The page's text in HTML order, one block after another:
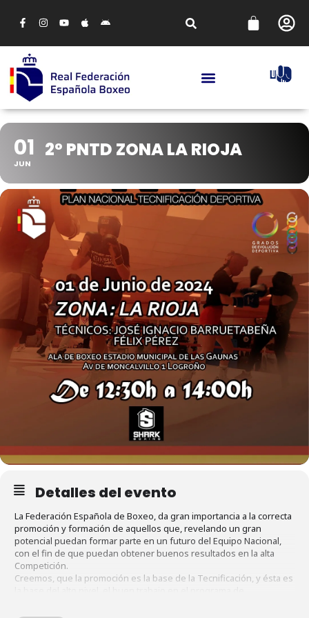
01
JUN
2º PNTD ZONA LA RIOJA
Detalles del evento
La Federación Española de Boxeo, da gran importancia a la correcta
promoción y formación de aquellos que, revelando un gran
potencial puedan formar parte en un futuro del Equipo Nacional,
con el fin de que puedan obtener buenos resultados en la alta
Competición.
Creemos, que la promoción es la base de la Tecnificación, y ésta es
servirán para que lleguen con una formación cada vez mayor que